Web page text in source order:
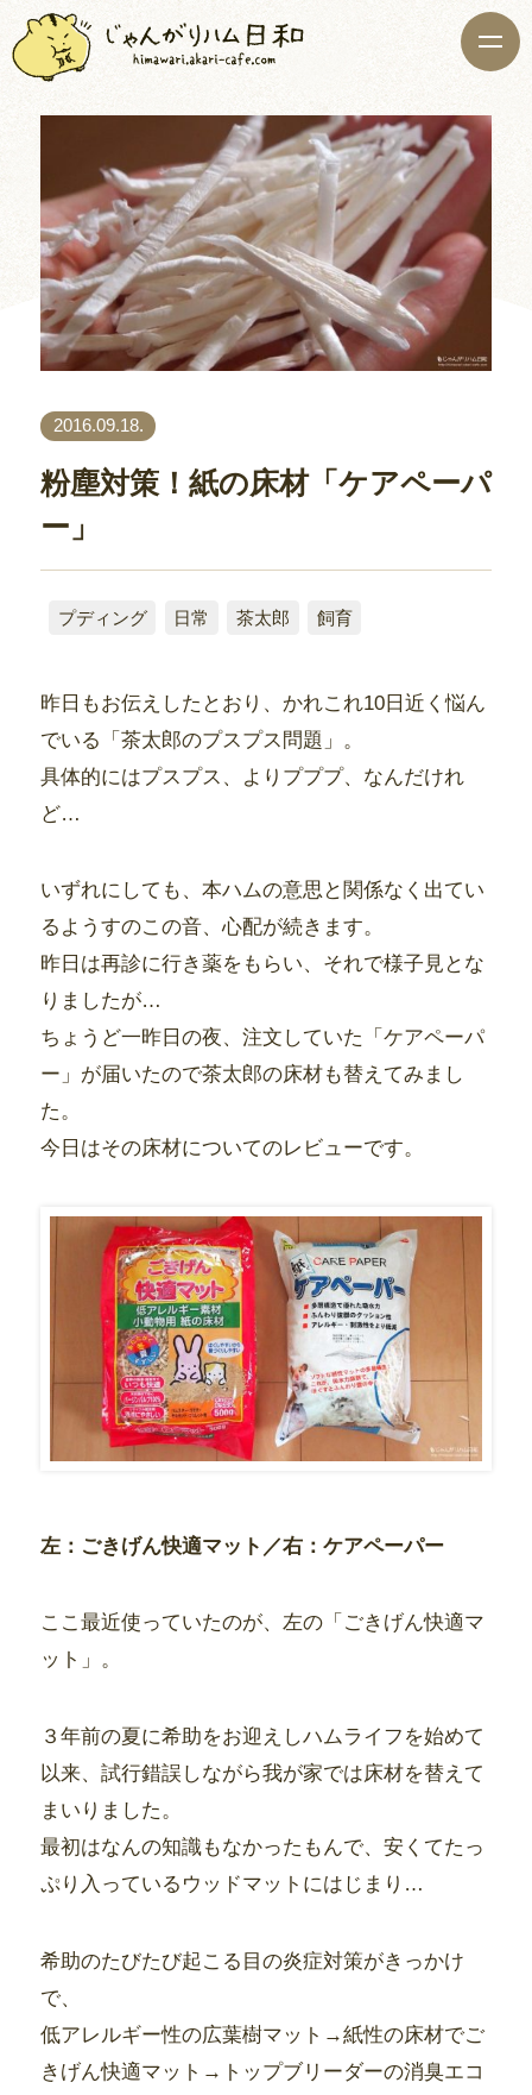
2016.09.18.
粉塵対策！紙の床材「ケアペーパ
ー」
プディング 日常 茶太郎 飼育
昨日もお伝えしたとおり、かれこれ10日近く悩ん
でいる「茶太郎のプスプス問題」。
具体的にはプスプス、よりプププ、なんだけれ
ど…
いずれにしても、本ハムの意思と関係なく出てい
るようすのこの音、心配が続きます。
昨日は再診に行き薬をもらい、それで様子見とな
りましたが…
ちょうど一昨日の夜、注文していた「ケアペーパ
ー」が届いたので茶太郎の床材も替えてみまし
た。
今日はその床材についてのレビューです。
左：ごきげん快適マット／右：ケアペーパー
ここ最近使っていたのが、左の「ごきげん快適マ
ット」。
３年前の夏に希助をお迎えしハムライフを始めて
以来、試行錯誤しながら我が家では床材を替えて
まいりました。
最初はなんの知識もなかったもんで、安くてたっ
ぷり入っているウッドマットにはじまり…
希助のたびたび起こる目の炎症対策がきっかけ
で、
低アレルギー性の広葉樹マット→紙性の床材でご
きげん快適マット→トップブリーダーの消臭エコ